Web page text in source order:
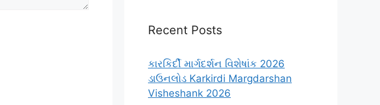
Recent Posts
કારકિર્દી માર્ગદર્શન વિશેષાંક 2026
ડાઉનલોડ Karkirdi Margdarshan
Visheshank 2026